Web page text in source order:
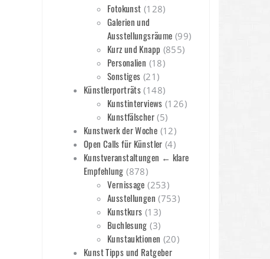
Fotokunst (128)
Galerien und
Ausstellungsräume (99)
Kurz und Knapp (855)
Personalien (18)
Sonstiges (21)
Künstlerporträts (148)
Kunstinterviews (126)
Kunstfälscher(5)
Kunstwerk der Woche (12)
Open Calls für Künstler (4)
Kunstveranstaltungen ← klare
Empfehlung (878)
Vernissage (253)
Ausstellungen (753)
Kunstkurs (13)
Buchlesung (3)
Kunstauktionen (20)
Kunst Tipps und Ratgeber